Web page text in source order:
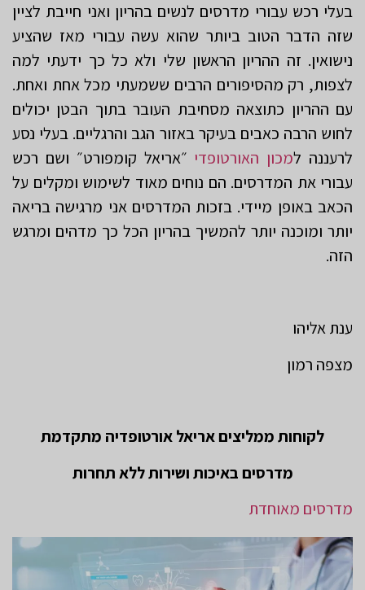
בעלי רכש עבורי מדרסים לנשים בהריון ואני חייבת לציין
שזה הדבר הטוב ביותר שהוא עשה עבורי מאז שהציע
נישואין. זה ההריון הראשון שלי ולא כל כך ידעתי למה
לצפות, רק מהסיפורים הרבים ששמעתי מכל אחת ואחת.
עם ההריון כתוצאה מסחיבת העובר בתוך הבטן יכולים
לחוש הרבה כאבים בעיקר באזור הגב והרגליים. בעלי נסע
לרעננה למכון האורטופדי ״אריאל קומפורט״ ושם רכש
עבורי את המדרסים. הם נוחים מאוד לשימוש ומקלים על
הכאב באופן מיידי. בזכות המדרסים אני מרגישה בריאה
יותר ומוכנה יותר להמשיך בהריון הכל כך מדהים ומרגש
הזה.
ענת אליהו
מצפה רמון
לקוחות ממליצים אריאל אורטופדיה מתקדמת
מדרסים באיכות ושירות ללא תחרות
מדרסים מאוחדת